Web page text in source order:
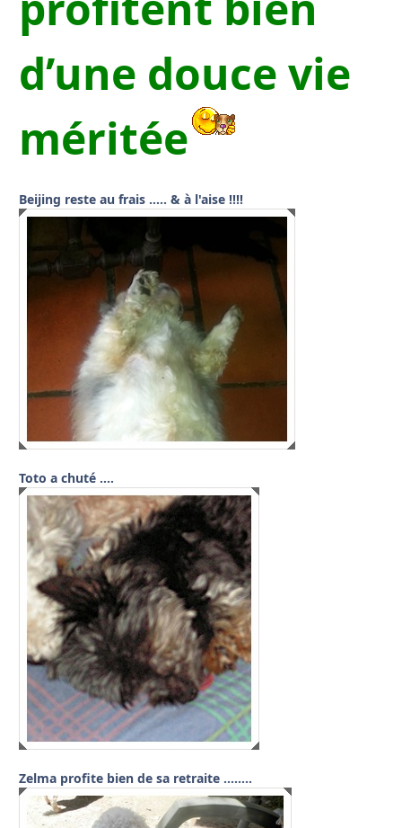
d’une douce vie
méritée
Beijing reste au frais ….. & à l'aise !!!!
Toto a chuté ….
Zelma profite bien de sa retraite ……..